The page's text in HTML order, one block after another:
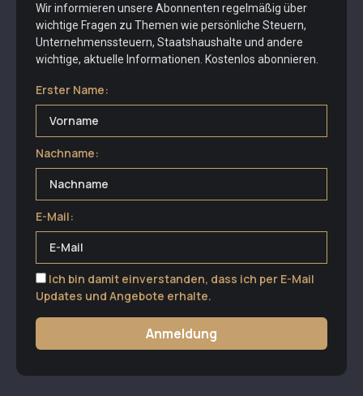
Wir informieren unsere Abonnenten regelmäßig über
wichtige Fragen zu Themen wie persönliche Steuern,
Unternehmenssteuern, Staatshaushalte und andere
wichtige, aktuelle Informationen. Kostenlos abonnieren.
Erster Name:
Nachname:
E-Mail:
Ich bin damit einverstanden, dass ich per E-Mail
Updates und Angebote erhalte.
Anmeldung